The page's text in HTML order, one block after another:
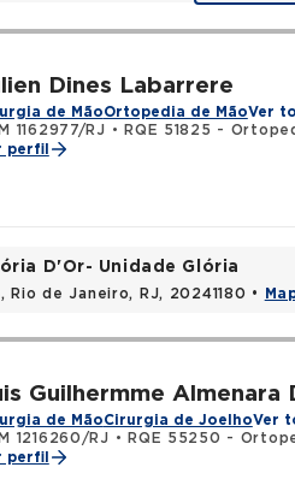
Dines Labarrere
de MãoOrtopedia de MãoVer
1162977/RJ • RQE 51825 -
perfil
D'Or- Unidade Glória
Rio de Janeiro, RJ, 20241180 •
Guilhermme Almenara
de MãoCirurgia de JoelhoVer
1216260/RJ •
RQE 55250 -
perfil